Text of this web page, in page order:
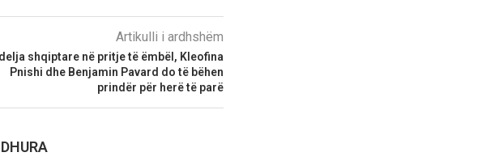
Artikulli i ardhshëm
shqiptare në pritje të ëmbël, Kleofina
Pnishi dhe Benjamin Pavard do të bëhen
prindër për herë të parë